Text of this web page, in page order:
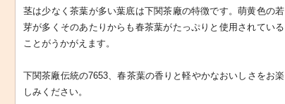
茎は少なく茶葉が多い葉底は下関茶廠の特徴です。萌黄色の若
芽が多くそのあたりからも春茶葉がたっぷりと使用されている
ことがうかがえます。
下関茶廠伝統の7653、春茶葉の香りと軽やかなおいしさをお楽
しみください。